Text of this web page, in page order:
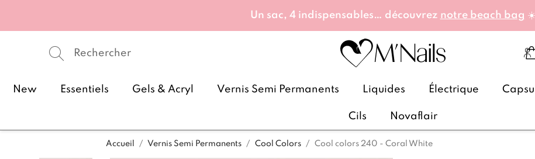
Un sac, 4 indispensables… découvrez notre beach bag ☀️
New Essentiels Gels & Acryl Vernis Semi Permanents Liquides Électrique
Cils Novaflair
Accueil Vernis Semi Permanents Cool Colors Cool colors 240 - Coral White